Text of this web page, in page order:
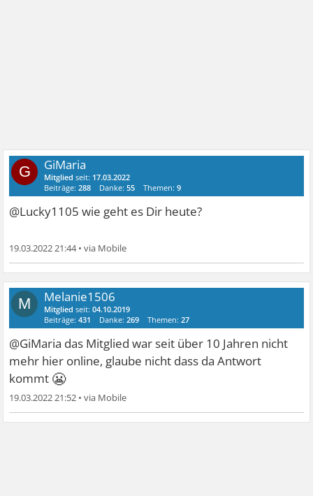
G GiMaria
Mitglied seit: 17.03.2022
Beiträge:288 Danke:55 Themen:9
@Lucky1105 wie geht es Dir heute?
19.03.2022 21:44•
M Melanie1506
Mitglied seit:04.10.2019
Beiträge:431 Danke:269 Themen:27
@GiMaria das Mitglied war seit über 10 Jahren nicht
mehr hier online, glaube nicht dass da Antwort
kommt 😬
19.03.2022 21:52 •